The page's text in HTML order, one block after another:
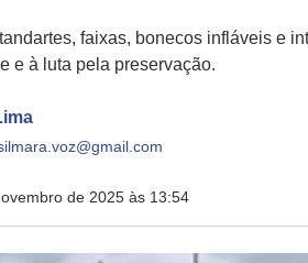
faixas, bonecos infláveis e
e à luta pela preservação.
de 2025 às 13:54